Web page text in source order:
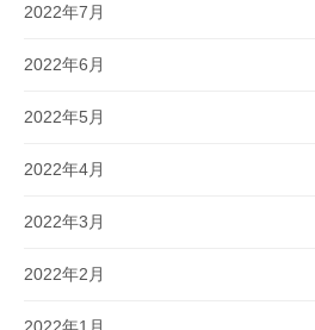
2022年7月
2022年6月
2022年5月
2022年4月
2022年3月
2022年2月
2022年1月